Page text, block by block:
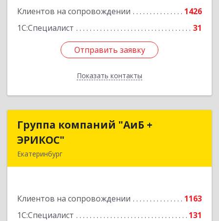
Клиентов на сопровождении
1426
1С:Специалист
31
Отправить заявку
Показать контакты
Отправить заявку
Назад
Группа компаний "АиБ +
ЭРИКОС"
Екатеринбург
Клиентов на сопровождении
1163
1С:Специалист
131
Группа компаний "АиБ +
Подробнее